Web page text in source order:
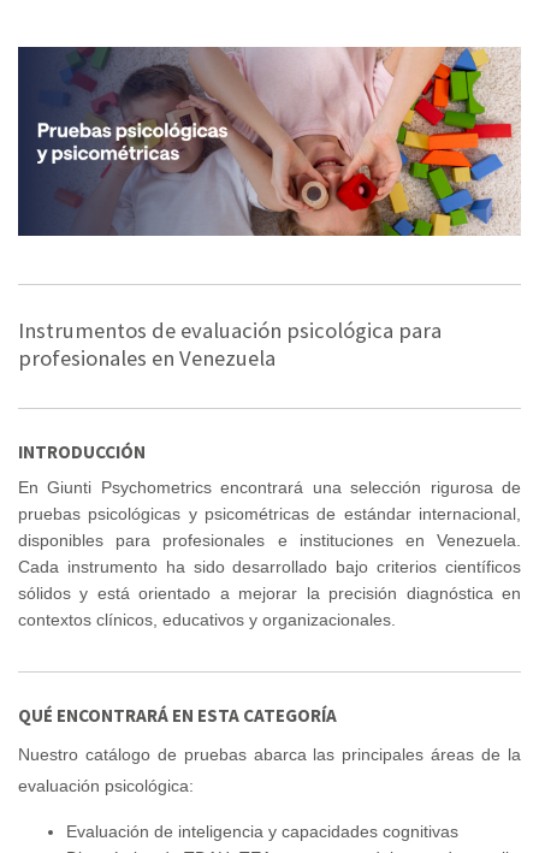
Instrumentos de evaluación psicológica para
profesionales en Venezuela
INTRODUCCIÓN
En Giunti Psychometrics encontrará una selección rigurosa de
pruebas psicológicas y psicométricas de estándar internacional,
disponibles para profesionales e instituciones en Venezuela.
Cada instrumento ha sido desarrollado bajo criterios científicos
sólidos y está orientado a mejorar la precisión diagnóstica en
contextos clínicos, educativos y organizacionales.
QUÉ ENCONTRARÁ EN ESTA CATEGORÍA
Nuestro catálogo de pruebas abarca las principales áreas de la
evaluación psicológica:
Evaluación de inteligencia y capacidades cognitivas